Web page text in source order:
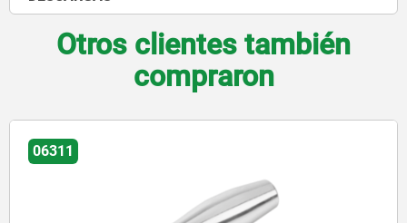
Otros clientes también
compraron